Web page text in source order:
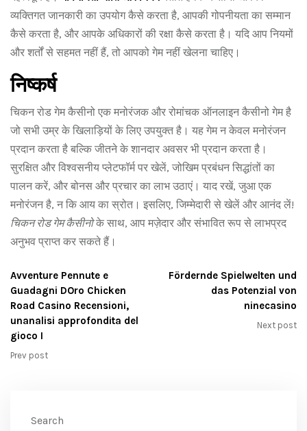
व्यक्तिगत जानकारी का उपयोग कैसे करता है, आपकी गोपनीयता का सम्मान
कैसे करता है, और आपके अधिकारों की रक्षा कैसे करता है। यदि आप नियमों
और शर्तों से सहमत नहीं हैं, तो आपको गेम नहीं खेलना चाहिए।
निष्कर्ष
चिकन रोड गेम कैसीनो एक मनोरंजक और रोमांचक ऑनलाइन कैसीनो गेम है
जो सभी उम्र के खिलाड़ियों के लिए उपयुक्त है। यह गेम न केवल मनोरंजन
प्रदान करता है बल्कि जीतने के शानदार अवसर भी प्रदान करता है।
सुरक्षित और विश्वसनीय प्लेटफॉर्म पर खेलें, जोखिम प्रबंधन सिद्धांतों का
पालन करें, और बोनस और प्रचार का लाभ उठाएं। याद रखें, जुआ एक
मनोरंजन है, न कि आय का स्रोत। इसलिए, जिम्मेदारी से खेलें और आनंद लें!
चिकन रोड गेम कैसीनोके साथ, आप मज़ेदार और संभावित रूप से लाभप्रद
अनुभव प्राप्त कर सकते हैं।
Avventure Pennute e
Guadagni DOro Chicken
Road Casino Recensioni,
unanalisi approfondita del
gioco I
Prev post
Fördernde Spielwelten und
das Potenzial von
ninecasino
Next post
Search